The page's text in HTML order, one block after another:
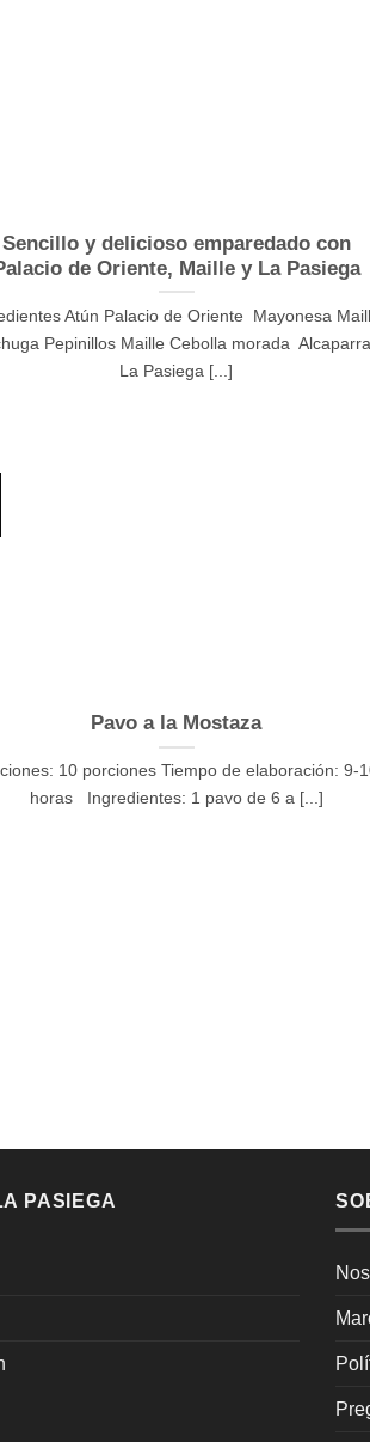
Sencillo y delicioso emparedado con
de Oriente, Maille y La Pasiega
Atún Palacio de Oriente Mayonesa
Pepinillos Maille Cebolla morada
La Pasiega [...]
Pavo a la Mostaza
10 porciones Tiempo de elaboración: 9-
horas Ingredientes: 1 pavo de 6 a [...]
PASIEGA